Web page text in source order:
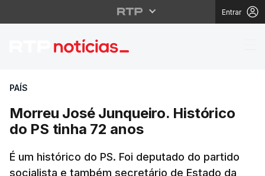
Entrar
Morreu José
PAÍS
Morreu José Junqueiro. Histórico
do PS tinha 72 anos
É um histórico do PS. Foi deputado do partido
socialista e também secretário de Estado da